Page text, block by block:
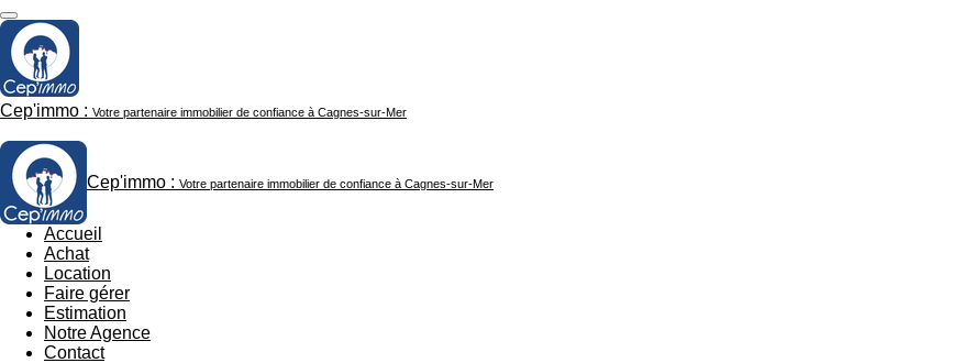
Passer
au
contenu
principal
Cep'immo : Votre partenaire immobilier de confiance à Cagnes-sur-Mer
Cep'immo : Votre partenaire immobilier de confiance à Cagnes-sur-Mer
Accueil
Achat
Location
Faire gérer
Estimation
Notre Agence
Contact